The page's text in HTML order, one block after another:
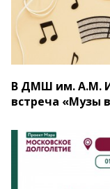
В ДМШ им. А.М.
встреча «Музы